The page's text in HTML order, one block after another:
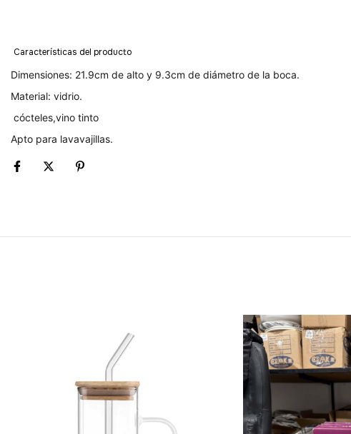
Características del producto
Dimensiones: 21.9cm de alto y 9.3cm de diámetro de la boca.
Material: vidrio.
cócteles,vino tinto
Apto para lavavajillas.